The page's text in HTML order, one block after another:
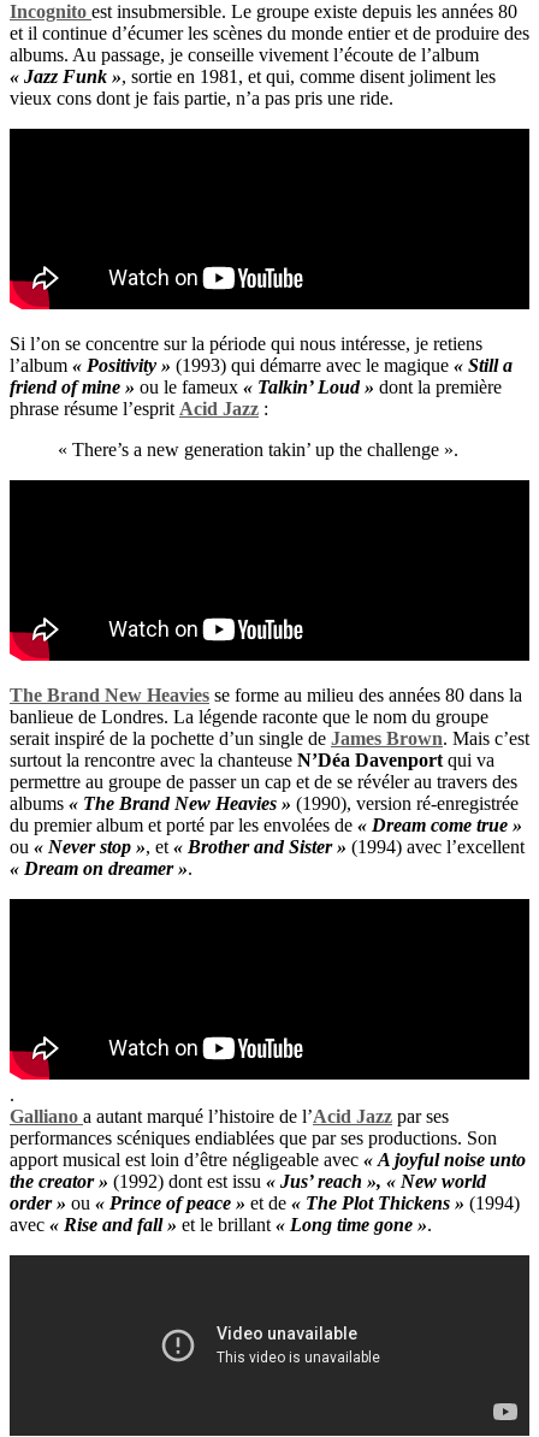
Incognito est insubmersible. Le groupe existe depuis les années 80
et il continue d’écumer les scènes du monde entier et de produire des
albums. Au passage, je conseille vivement l’écoute de l’album
« Jazz Funk », sortie en 1981, et qui, comme disent joliment les
vieux cons dont je fais partie, n’a pas pris une ride.
Si l’on se concentre sur la période qui nous intéresse, je retiens
l’album « Positivity » (1993) qui démarre avec le magique « Still a
friend of mine » ou le fameux « Talkin’ Loud » dont la première
phrase résume l’esprit Acid Jazz :
« There’s a new generation takin’ up the challenge ».
The Brand New Heavies se forme au milieu des années 80 dans la
banlieue de Londres. La légende raconte que le nom du groupe
serait inspiré de la pochette d’un single de James Brown. Mais c’est
surtout la rencontre avec la chanteuse N’Déa Davenport qui va
permettre au groupe de passer un cap et de se révéler au travers des
albums « The Brand New Heavies » (1990), version ré-enregistrée
du premier album et porté par les envolées de « Dream come true »
ou « Never stop », et « Brother and Sister » (1994) avec l’excellent
« Dream on dreamer ».
.
Galliano a autant marqué l’histoire de l’Acid Jazz par ses
performances scéniques endiablées que par ses productions. Son
apport musical est loin d’être négligeable avec « A joyful noise unto
the creator » (1992) dont est issu « Jus’ reach », « New world
order » ou « Prince of peace » et de « The Plot Thickens » (1994)
avec « Rise and fall » et le brillant « Long time gone ».